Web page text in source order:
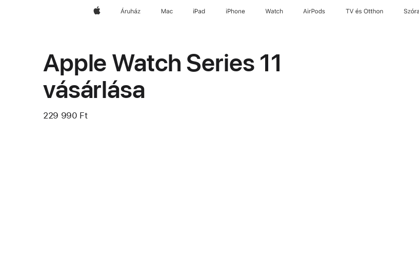
AppleÁruház Mac iPad iPhone Watch AirPods TV és Otthon
Apple Watch Series 11
vásárlása
229 990 Ft